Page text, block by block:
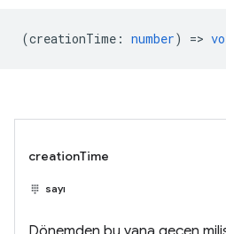
(creationTime : number) =>
creationTime
sayı